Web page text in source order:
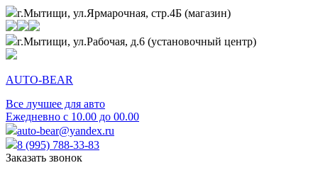
г.Мытищи, ул.Ярмарочная, стр.4Б (магазин)
г.Мытищи, ул.Рабочая, д.6 (установочный центр)
AUTO-BEAR
Все лучшее для авто
Ежедневно с 10.00 до 00.00
auto-bear@yandex.ru
8 (995) 788-33-83
Заказать звонок